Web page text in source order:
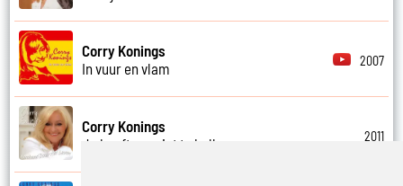
Corry Konings
In vuur en vlam
2007
Corry Konings
Je hoeft me niet te bellen
2011